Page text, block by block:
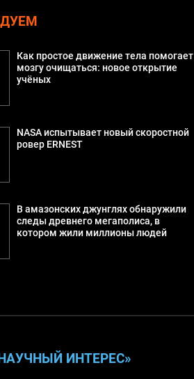
Как простое движение тела помогает
мозгу очищаться: новое открытие
учёных
NASA испытывает новый скоростной
ровер ERNEST
В амазонских джунглях обнаружили
следы древнего мегаполиса, в
котором жили миллионы людей
ИНТЕРЕС»